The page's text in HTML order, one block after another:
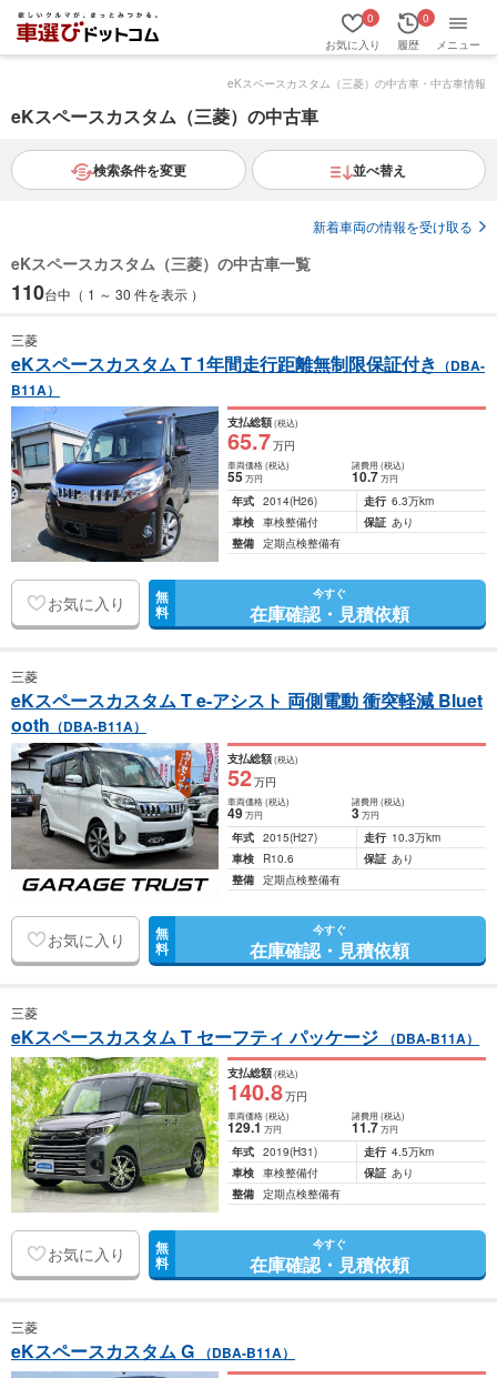
お気に入り
0
履歴
0
メニュー
eKスペースカスタム（三菱）の中古車・中古車情報
eKスペースカスタム（三菱）の中古車
検索条件を変更 並べ替え
新着車両の情報を受け取る
eKスペースカスタム（三菱）の中古車一覧
110台中（ 1 ～ 30 件を表示 ）
三菱
eKスペースカスタム T 1年間走行距離無制限保証付き （DBA-
B11A）
支払総額(税込)
65.7万円
車両価格(税込)
55万円
諸費用 (税込)
10.7 万円
年式 2014(H26) 走行 6.3万km
車検 車検整備付 保証 あり
整備 定期点検整備有
お気に入り 無
料
今すぐ
在庫確認・見積依頼
三菱
eKスペースカスタム T e-アシスト 両側電動 衝突軽減 Bluet
ooth （DBA-B11A）
支払総額(税込)
52万円
車両価格(税込)
49万円
諸費用 (税込)
3 万円
年式 2015(H27) 走行 10.3万km
車検
R10.6 保証 あり
整備 定期点検整備有
お気に入り 無
料
今すぐ
在庫確認・見積依頼
三菱
eKスペースカスタム T セーフティ パッケージ （DBA-B11A）
支払総額(税込)
140.8万円
車両価格(税込)
129.1万円
諸費用 (税込)
11.7 万円
年式 2019(H31) 走行 4.5万km
車検 車検整備付 保証 あり
整備 定期点検整備有
お気に入り 無
料
今すぐ
在庫確認・見積依頼
三菱
eKスペースカスタム G （DBA-B11A）